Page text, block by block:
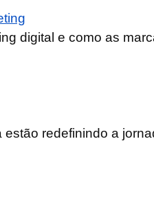
digital e como as
redefinindo a